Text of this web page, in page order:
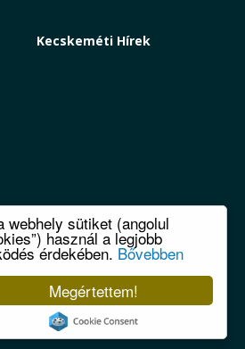
Megértettem!
webhely sütiket (angolul
használ a legjobb
érdekében. Bővebben
Kecskeméti Hírek